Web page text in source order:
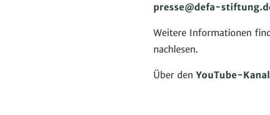
presse@defa-
Weitere Informationen
nachlesen.
Über den YouTube-